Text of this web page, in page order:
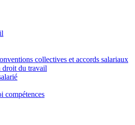
collectives et accords salariaux
droit du travail
compétences